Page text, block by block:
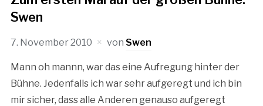
Swen
7. November 2010 von Swen
Mann oh mannn, war das eine Aufregung hinter der
Bühne. Jedenfalls ich war sehr aufgeregt und ich bin
mir sicher, dass alle Anderen genauso aufgeregt